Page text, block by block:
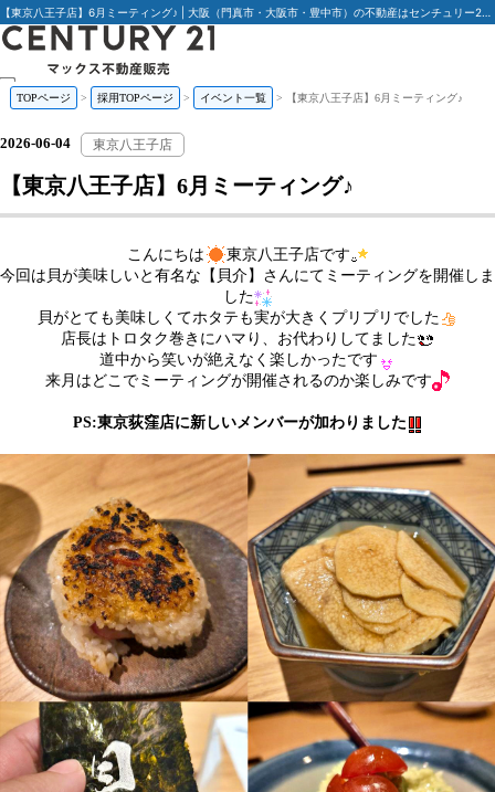
【東京八王子店】6月ミーティング♪ | 大阪（門真市・大阪市・豊中市）の不動産はセンチュリー21マックス不動産販売
私たちについて
人を知る
社内活動
TOPページ 採用TOPページ イベント一覧 【東京八王子店】6月ミーティング♪
2026-06-04 東京八王子店
【東京八王子店】6月ミーティング♪
こんにちは
東京八王子店です
今回は貝が美味しいと有名な【貝介】さんにてミーティングを開催しま
した
貝がとても美味しくてホタテも実が大きくプリプリでした
店長はトロタク巻きにハマり、お代わりしてました
道中から笑いが絶えなく楽しかったです
来月はどこでミーティングが開催されるのか楽しみです
PS:東京荻窪店に新しいメンバーが加わりました